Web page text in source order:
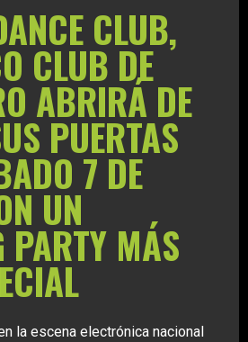
CLUB,
CLUB DE
ABRIRÁ DE
PUERTAS
7 DE
UN
PARTY MÁS
la escena electrónica nacional